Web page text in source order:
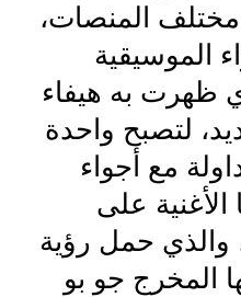
المنصات،
الموسيقية
ظهرت به هيفاء
لتصبح واحدة
مع أجواء
على
والذي حمل رؤية
المخرج جو بو